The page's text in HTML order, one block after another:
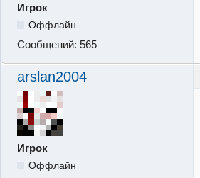
Игрок
Оффлайн
Сообщений: 565
arslan2004
Игрок
Оффлайн